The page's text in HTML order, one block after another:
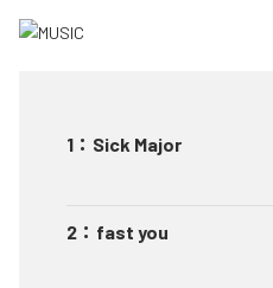
1 ： Sick Major
2 ： fast you